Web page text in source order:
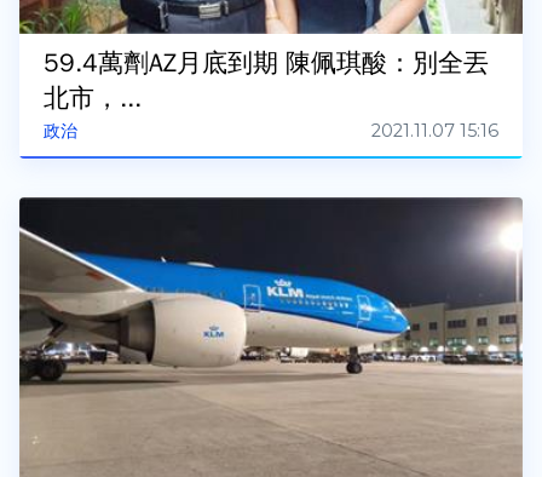
政治
59.4萬劑AZ月底到期 陳佩琪酸：別全丟
北市，...
2021.11.07 15:16